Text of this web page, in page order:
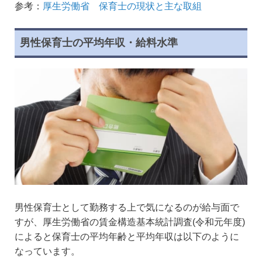
参考： 厚生労働省 保育士の現状と主な取組
男性保育士の平均年収・給料水準
男性保育士として勤務する上で気になるのが給与面で
すが、厚生労働省の賃金構造基本統計調査(令和元年度)
によると保育士の平均年齢と平均年収は以下のように
なっています。